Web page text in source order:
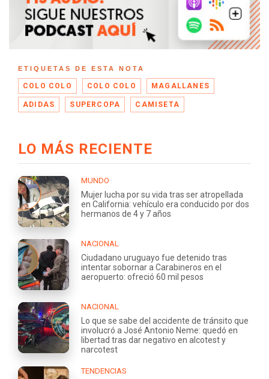
ETIQUETAS DE ESTA NOTA
COLO COLO COLO COLO MAGALLANES
ADIDAS SUPERCOPA CAMISETA
LO MÁS RECIENTE
MUNDO
Mujer lucha por su vida tras ser atropellada
en California: vehículo era conducido por dos
hermanos de 4 y 7 años
NACIONAL
Ciudadano uruguayo fue detenido tras
intentar sobornar a Carabineros en el
aeropuerto: ofreció 60 mil pesos
NACIONAL
Lo que se sabe del accidente de tránsito que
involucró a José Antonio Neme: quedó en
libertad tras dar negativo en alcotest y
narcotest
TENDENCIAS